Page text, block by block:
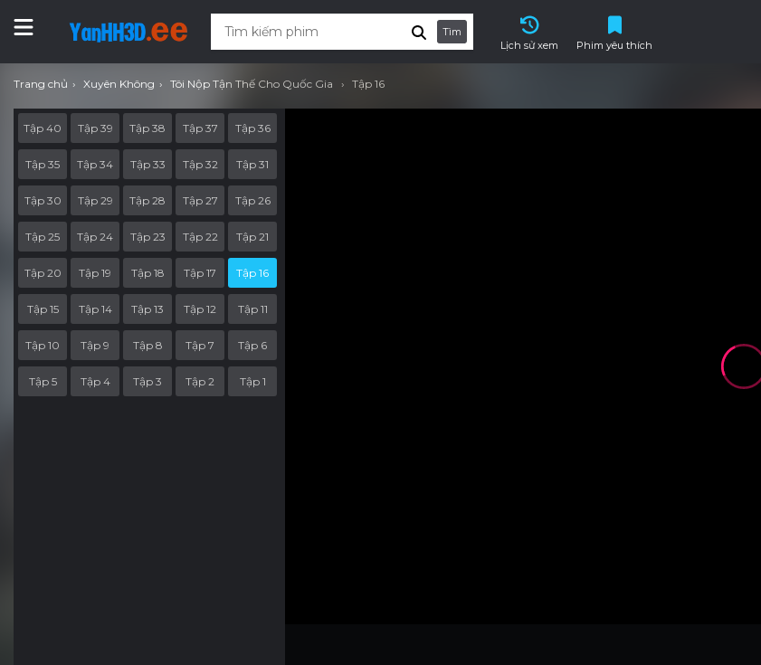
Tìm
Lịch sử xem
Phim yêu thích
Trang chủ Xuyên Không Tôi Nộp Tận Thế Cho Quốc Gia Tập 16
Tập 40 Tập 39 Tập 38 Tập 37 Tập 36
Tập 35 Tập 34 Tập 33 Tập 32 Tập 31
Tập 30 Tập 29 Tập 28 Tập 27 Tập 26
Tập 25 Tập 24 Tập 23 Tập 22 Tập 21
Tập 20 Tập 19 Tập 18 Tập 17 Tập 16
Tập 15 Tập 14 Tập 13 Tập 12 Tập 11
Tập 10 Tập 9 Tập 8 Tập 7 Tập 6
Tập 5 Tập 4 Tập 3 Tập 2 Tập 1